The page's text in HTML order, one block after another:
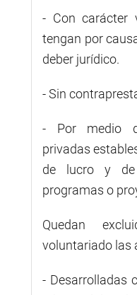
- Con carácter
tengan por
deber jurídico.
- Sin
- Por medio
privadas
de lucro y de
programas o
Quedan
voluntariado las
- Desarrolladas